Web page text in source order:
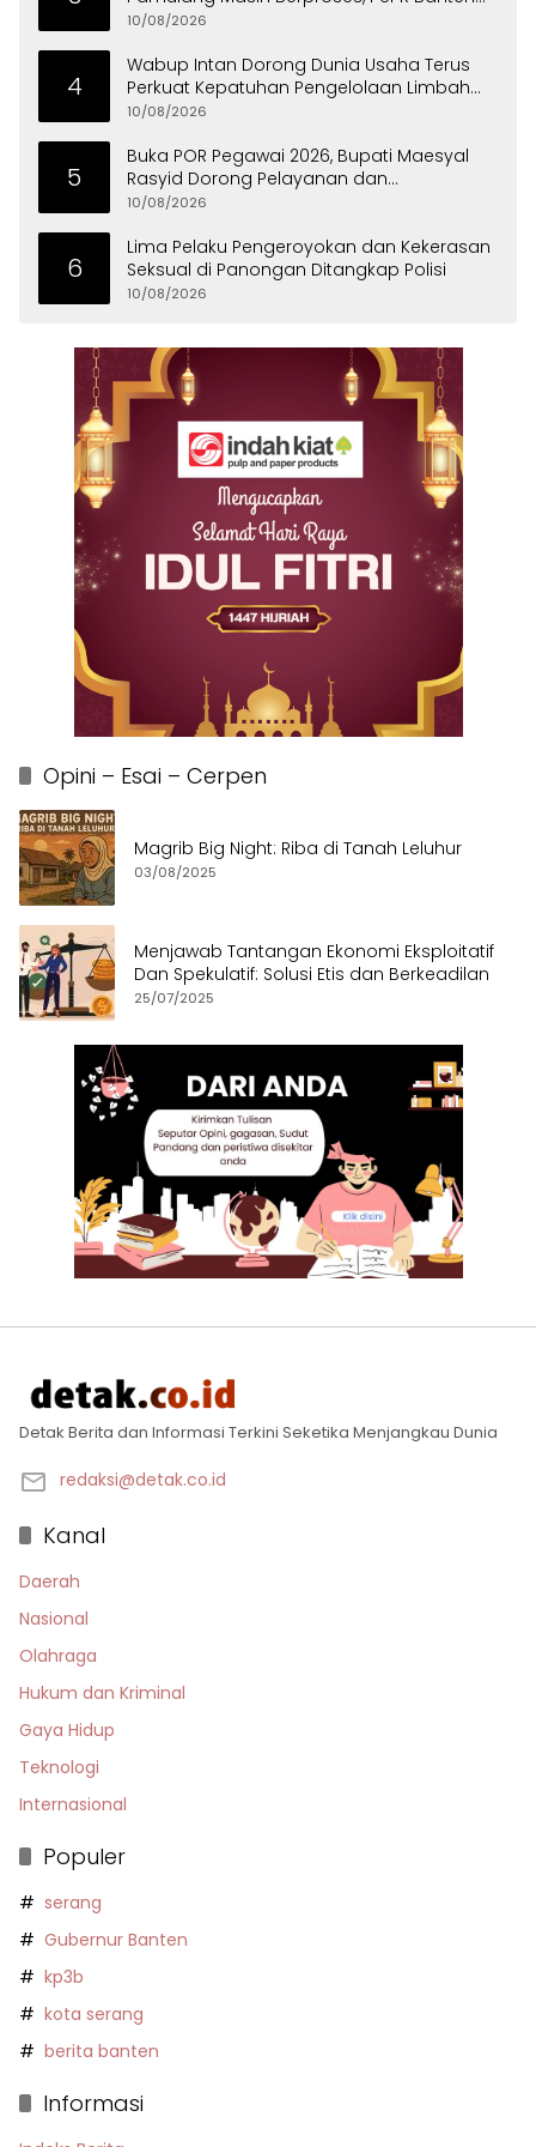
Minta Libatkan BPN
10/08/2026
4
Wabup Intan Dorong Dunia Usaha Terus
Perkuat Kepatuhan Pengelolaan Limbah
Domestik
10/08/2026
5
Buka POR Pegawai 2026, Bupati Maesyal
Rasyid Dorong Pelayanan dan
Kekompakan ASN
10/08/2026
6
Lima Pelaku Pengeroyokan dan Kekerasan
Seksual di Panongan Ditangkap Polisi
10/08/2026
Opini – Esai – Cerpen
Magrib Big Night: Riba di Tanah Leluhur
03/08/2025
Menjawab Tantangan Ekonomi Eksploitatif
Dan Spekulatif: Solusi Etis dan Berkeadilan
25/07/2025
Detak Berita dan Informasi Terkini Seketika Menjangkau Dunia
redaksi@detak.co.id
Kanal
Daerah
Nasional
Olahraga
Hukum dan Kriminal
Gaya Hidup
Teknologi
Internasional
Populer
serang
Gubernur Banten
kp3b
kota serang
berita banten
Informasi